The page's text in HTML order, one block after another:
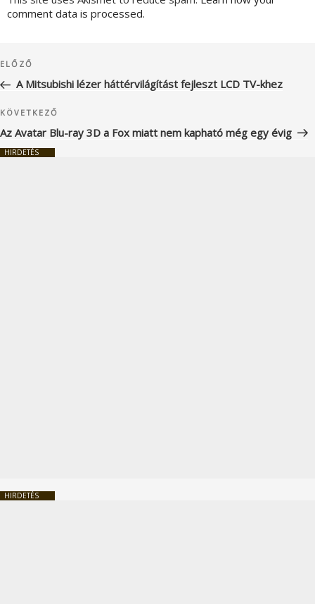
comment data is processed.
navigáció
Korábbi
bejegyzés
ELŐZŐ
A Mitsubishi lézer háttérvilágítást fejleszt LCD TV-khez
Következő
bejegyzés
KÖVETKEZŐ
Az Avatar Blu-ray 3D a Fox miatt nem kapható még egy évig
HIRDETÉS
HIRDETÉS